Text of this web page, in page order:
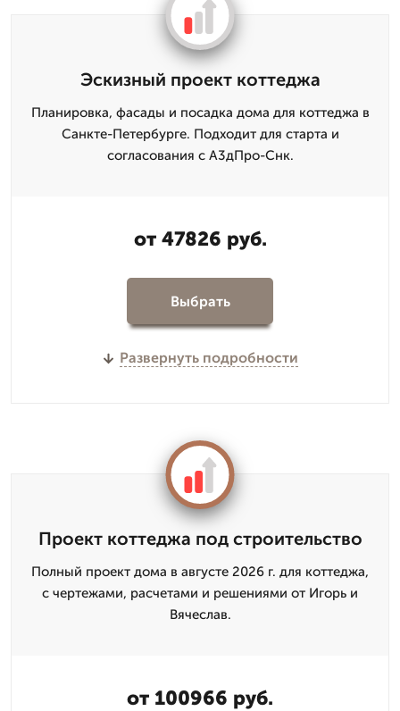
Эскизный проект коттеджа
Планировка, фасады и посадка дома для коттеджа в
Санкте-Петербурге. Подходит для старта и
согласования с А3дПро-Снк.
от 47826 руб.
Выбрать
Развернуть подробности
Проект коттеджа под строительство
Полный проект дома в августе 2026 г. для коттеджа,
с чертежами, расчетами и решениями от Игорь и
Вячеслав.
от 100966 руб.